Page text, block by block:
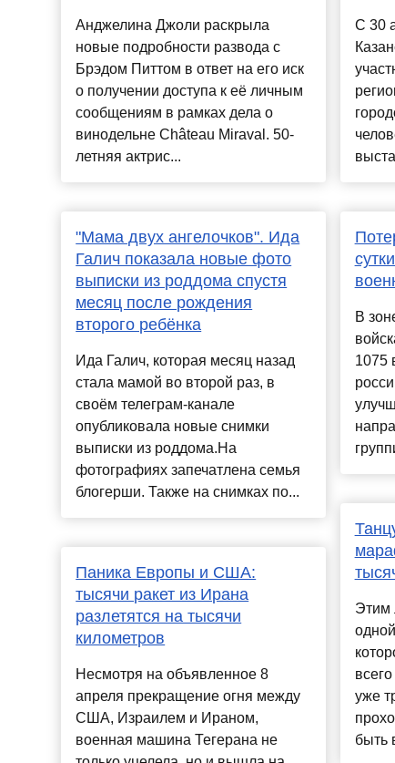
Анджелина Джоли раскрыла
новые подробности развода с
Брэдом Питтом в ответ на его иск
о получении доступа к её личным
сообщениям в рамках дела о
винодельне Château Miraval. 50-
летняя актрис...
"Мама двух ангелочков". Ида
Галич показала новые фото
выписки из роддома спустя
месяц после рождения
второго ребёнка
Ида Галич, которая месяц назад
стала мамой во второй раз, в
своём телеграм-канале
опубликовала новые снимки
выписки из роддома.На
фотографиях запечатлена семья
блогерши. Также на снимках по...
Паника Европы и США:
тысячи ракет из Ирана
разлетятся на тысячи
километров
Несмотря на объявленное 8
апреля прекращение огня между
США, Израилем и Ираном,
военная машина Тегерана не
С 30
В
1075
Этим
уже
быть